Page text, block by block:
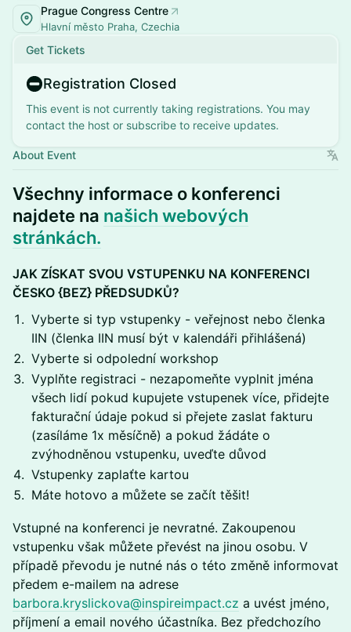
Prague Congress Centre
Hlavní město Praha, Czechia
Get Tickets
Registration Closed
This event is not currently taking registrations. You may
contact the host or subscribe to receive updates.
About Event
Všechny informace o konferenci
najdete na našich webových
stránkách.
JAK ZÍSKAT SVOU VSTUPENKU NA KONFERENCI
ČESKO {BEZ} PŘEDSUDKŮ?
Vyberte si typ vstupenky - veřejnost nebo členka
IIN (členka IIN musí být v kalendáři přihlášená)
Vyberte si odpolední workshop
Vyplňte registraci - nezapomeňte vyplnit jména
všech lidí pokud kupujete vstupenek více, přidejte
fakturační údaje pokud si přejete zaslat fakturu
(zasíláme 1x měsíčně) a pokud žádáte o
zvýhodněnou vstupenku, uveďte důvod
Vstupenky zaplaťte kartou
Máte hotovo a můžete se začít těšit!
Vstupné na konferenci je nevratné. Zakoupenou
vstupenku však můžete převést na jinou osobu. V
případě převodu je nutné nás o této změně informovat
předem e-mailem na adrese
barbora.kryslickova@inspireimpact.cz a uvést jméno,
příjmení a email nového účastníka. Bez předchozího